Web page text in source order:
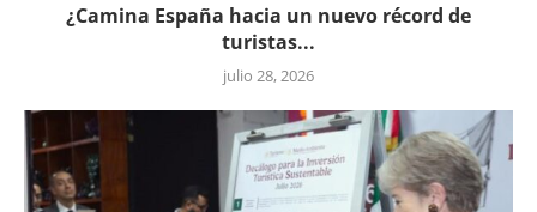
¿Camina España hacia un nuevo récord de
turistas...
julio 28, 2026